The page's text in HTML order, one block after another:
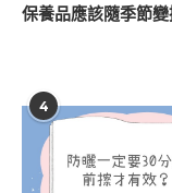
保養品應該隨季節變
4